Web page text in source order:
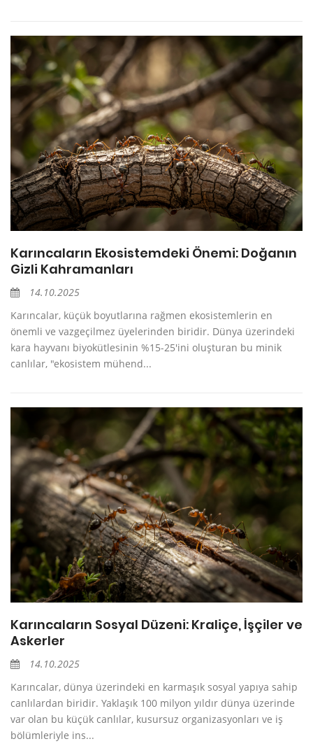
Karıncaların Ekosistemdeki Önemi: Doğanın
Gizli Kahramanları
14.10.2025
Karıncalar, küçük boyutlarına rağmen ekosistemlerin en
önemli ve vazgeçilmez üyelerinden biridir. Dünya üzerindeki
kara hayvanı biyokütlesinin %15-25'ini oluşturan bu minik
canlılar, "ekosistem mühend...
Karıncaların Sosyal Düzeni: Kraliçe, İşçiler ve
Askerler
14.10.2025
Karıncalar, dünya üzerindeki en karmaşık sosyal yapıya sahip
canlılardan biridir. Yaklaşık 100 milyon yıldır dünya üzerinde
var olan bu küçük canlılar, kusursuz organizasyonları ve iş
bölümleriyle ins...